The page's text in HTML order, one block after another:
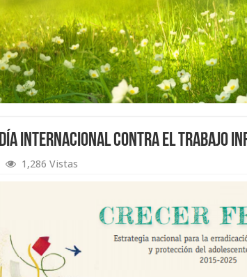
Día Internacional contra el Trabajo
1,286 Vistas